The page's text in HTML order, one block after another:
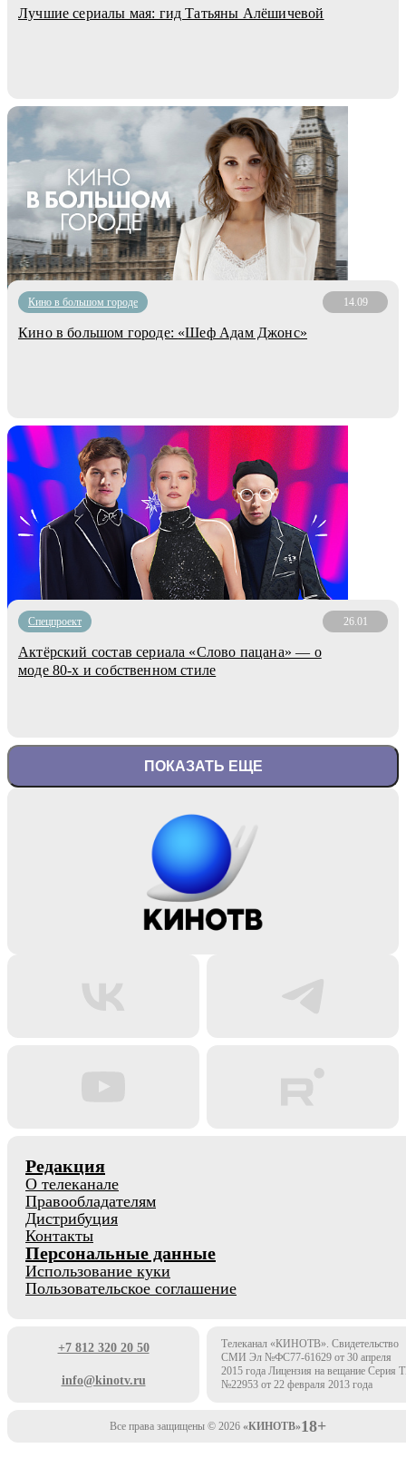
Лучшие сериалы мая: гид Татьяны Алёшичевой
Кино в большом городе 14.09
Кино в большом городе: «Шеф Адам Джонс»
Спецпроект 26.01
Актёрский состав сериала «Слово пацана» — о
моде 80-х и собственном стиле
ПОКАЗАТЬ ЕЩЕ
Редакция
О телеканале
Правообладателям
Дистрибуция
Контакты
Персональные данные
Использование куки
Пользовательское соглашение
+7 812 320 20 50
info@kinotv.ru
Телеканал «КИНОТВ». Свидетельство
СМИ Эл №ФС77-61629 от 30 апреля
2015 года Лицензия на вещание Серия
№22953 от 22 февраля 2013 года
Все права защищены © 2026 «КИНОТВ»18+